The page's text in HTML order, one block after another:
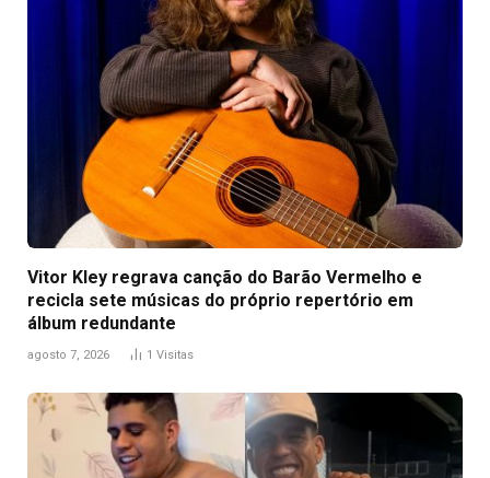
Vitor Kley regrava canção do Barão Vermelho e
recicla sete músicas do próprio repertório em
álbum redundante
agosto 7, 2026 1 Visitas